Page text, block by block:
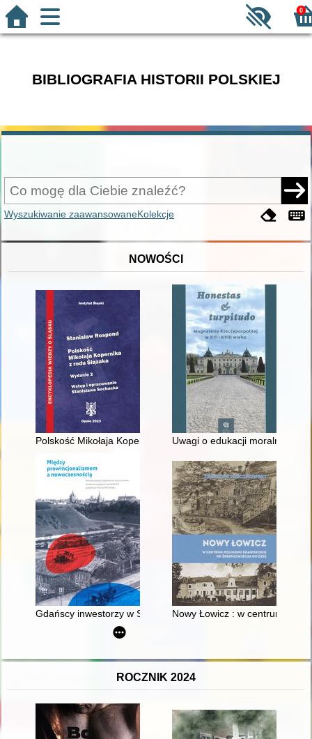
0
BIBLIOGRAFIA HISTORII POLSKIEJ
Wyszukiwanie zaawansowaneKolekcje
NOWOŚCI
Polskość Mikołaja Kopernika z rodu ŚlązakaUwagi o edukacji moralnej
Gdańscy inwestorzy w Sopocie : prestiż finansowy i
Nowy Łowicz : w centrum
ROCZNIK 2024